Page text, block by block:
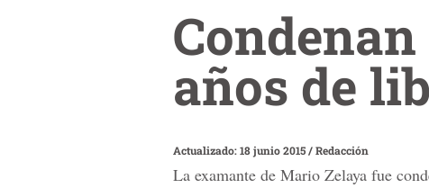
años de
Actualizado: 18 junio 2015/Redacción
La examante de Mario Zelaya fue